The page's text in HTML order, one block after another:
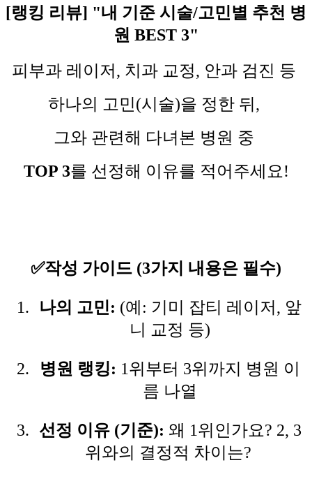
[랭킹 리뷰] "내 기준 시술/고민별 추천 병
원 BEST 3"
피부과 레이저, 치과 교정, 안과 검진 등
하나의 고민(시술)을 정한 뒤,
그와 관련해 다녀본 병원 중
TOP 3를 선정해 이유를 적어주세요!
✅작성 가이드 (3가지 내용은 필수)
나의 고민: (예: 기미 잡티 레이저, 앞
니 교정 등)
병원 랭킹: 1위부터 3위까지 병원 이
름 나열
선정 이유 (기준): 왜 1위인가요? 2, 3
위와의 결정적 차이는?